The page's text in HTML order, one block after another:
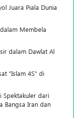
Juara Piala Dunia
Membela
dalam Dawlat Al
"Islam 4S" di
Spektakuler dari
Bangsa Iran dan